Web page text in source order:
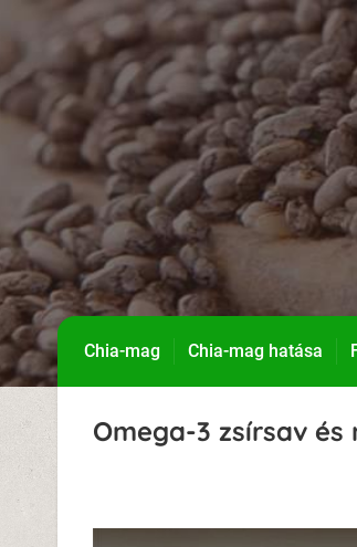
Chia-mag Chia-mag hatása
Omega-3 zsírsav